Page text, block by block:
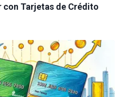
Tarjetas de Crédito